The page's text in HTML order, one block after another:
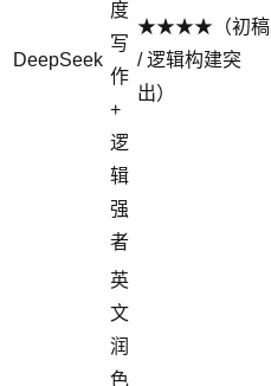
DeepSeek
度
写
作
+
逻
辑
强
者
★★★★（初稿
/ 逻辑构建突
出）
英
文
润
色